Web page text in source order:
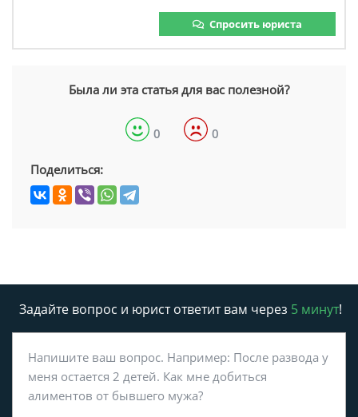
Спросить юриста
Была ли эта статья для вас полезной?
0 0
Поделиться:
Задайте вопрос и юрист ответит вам через 5 минут!